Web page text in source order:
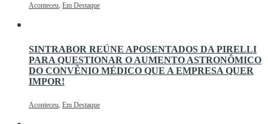
Aconteceu, Em Destaque
SINTRABOR REÚNE APOSENTADOS DA PIRELLI
PARA QUESTIONAR O AUMENTO ASTRONÔMICO
DO CONVÊNIO MÉDICO QUE A EMPRESA QUER
IMPOR!
Aconteceu, Em Destaque